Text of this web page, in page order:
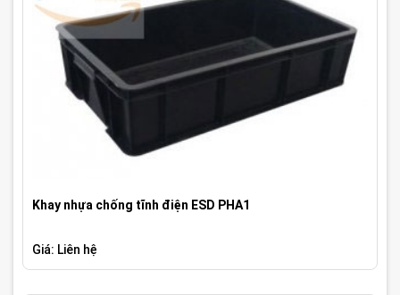
Khay nhựa chống tĩnh điện ESD PHA1
Giá: Liên hệ